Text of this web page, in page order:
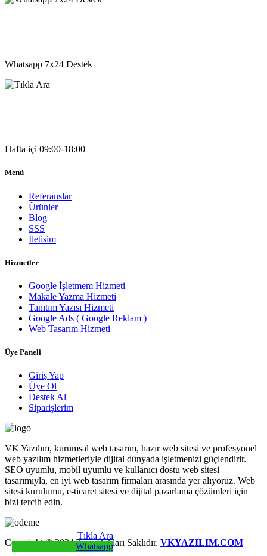
Tıkla Ara
Whatsapp
Whatsapp 7x24 Destek
Hafta içi 09:00-18:00
Menü
Referanslar
Ürünler
Blog
SSS
İletisim
Hizmetler
Google İşletmem Hizmeti
Makale Yazma Hizmeti
Tanıtım Yazısı Hizmeti
Google Ads ( Google Reklam )
Web Tasarım Hizmeti
Üye Paneli
Giriş Yap
Üye Ol
Destek Al
Siparişlerim
VK Yazılım, kurumsal web tasarım, hazır web sitesi ve profesyonel
web yazılım hizmetleriyle dijital dünyada işletmenizi güçlendirir.
SEO uyumlu, mobil uyumlu ve kullanıcı dostu web sitesi
tasarımıyla, en iyi web tasarım firmaları arasında yer alıyoruz. Web
sitesi kurulumu, e-ticaret sitesi ve dijital pazarlama çözümleri için
bizi tercih edin.
Copyright © 2024 Tüm Hakları Saklıdır. VKYAZILIM.COM